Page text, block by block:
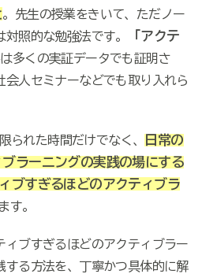
。先生の授業をきいて、ただノー
対照的な勉強法です。
「アクテ
多くの実証データでも証明さ
会人セミナーなどでも取り入れら
られた時間だけでなく、
日常の
ラーニングの実践の場にする
ブすぎるほどのアクティブラ
す。
ブすぎるほどのアクティブラー
する方法を、丁寧かつ具体的に解